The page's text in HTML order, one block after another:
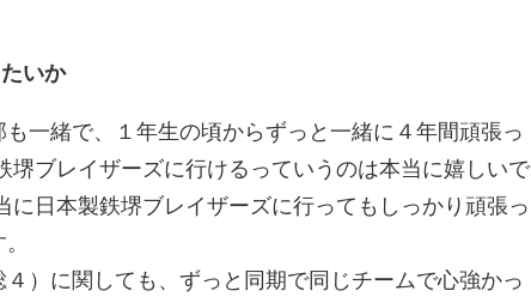
いか
も一緒で、１年生の頃からずっと一緒に４年間頑張っ
ブレイザーズに行けるっていうのは本当に嬉しいで
日本製鉄堺ブレイザーズに行ってもしっかり頑張っ
）に関しても、ずっと同期で同じチームで心強かっ